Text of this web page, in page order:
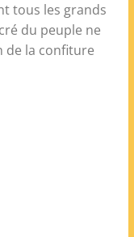
tous les grands
du peuple ne
de la confiture